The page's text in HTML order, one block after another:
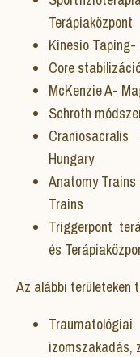
Terápiaközpont
Kinesio Taping-
Core
McKenzie A-
Schroth
Hungary
Anatomy
Trains
Triggerpont
és
Az alábbi területeken
izomszakadás,